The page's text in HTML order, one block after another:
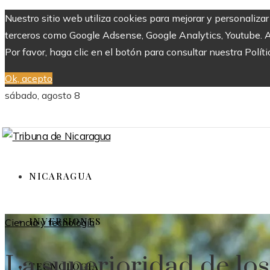
Nuestro sitio web utiliza cookies para mejorar y
terceros como Google Adsense, Google Analytics,
Por favor, haga clic en el botón para consultar nuestra
Ok, acepto
sábado, agosto 8
NICARAGUA
INVERSIONES
TECNOLOGÍA
Ciencia y tecnología